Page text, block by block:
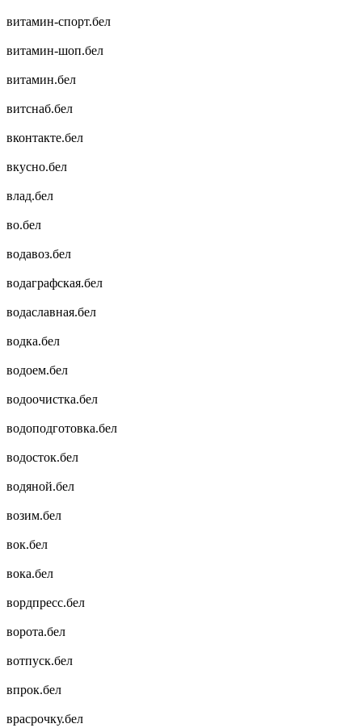
витамин-спорт.бел
витамин-шоп.бел
витамин.бел
витснаб.бел
вконтакте.бел
вкусно.бел
влад.бел
во.бел
водавоз.бел
водаграфская.бел
водаславная.бел
водка.бел
водоем.бел
водоочистка.бел
водоподготовка.бел
водосток.бел
водяной.бел
возим.бел
вок.бел
вока.бел
вордпресс.бел
ворота.бел
вотпуск.бел
впрок.бел
врасрочку.бел